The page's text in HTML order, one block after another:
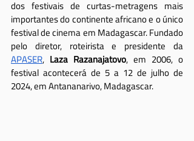
dos festivais de curtas-metragens mais
importantes do continente africano e o único
festival de cinema em Madagascar. Fundado
APASER, Laza Razanajatovo, em 2006, o
festival acontecerá de 5 a 12 de julho de
2024, em Antananarivo, Madagascar.